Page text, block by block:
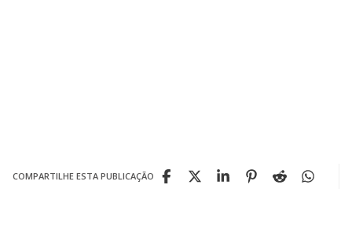
COMPARTILHE ESTA PUBLICAÇÃO